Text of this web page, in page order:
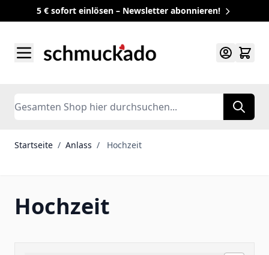
5 € sofort einlösen – Newsletter abonnieren!
Search
Startseite / Anlass / Hochzeit
Hochzeit